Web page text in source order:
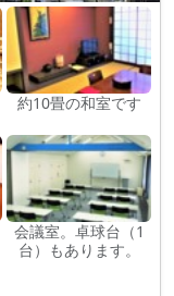
約10畳の和室です
会議室。卓球台（1
台）もあります。